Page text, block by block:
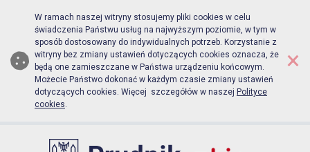
Biuletyn Informacji Publicznej
Przejdź do menu głównego
Przejdź do głównej zawartości
W ramach naszej witryny stosujemy pliki cookies w celu
świadczenia Państwu usług na najwyższym poziomie, w tym w
sposób dostosowany do indywidualnych potrzeb. Korzystanie z
witryny bez zmiany ustawień dotyczących cookies oznacza, że
będą one zamieszczane w Państwa urządzeniu końcowym.
Możecie Państwo dokonać w każdym czasie zmiany ustawień
dotyczących cookies. Więcej szczegółów w naszej Polityce
cookies.
×